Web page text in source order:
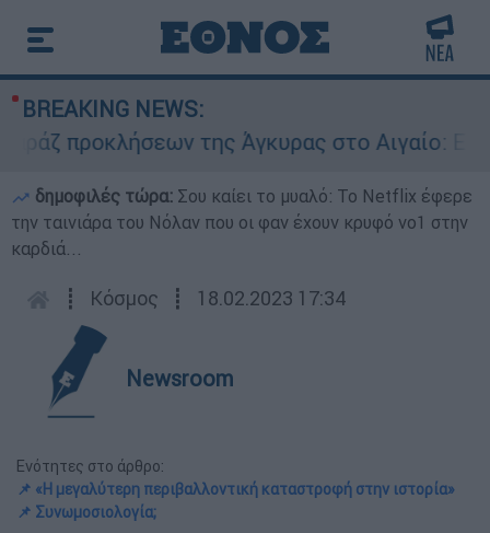
BREAKING NEWS:
της Άγκυρας στο Αιγαίο: Εικονική
δημοφιλές τώρα: Σου καίει το μυαλό: Το Netflix έφερε
την ταινιάρα του Νόλαν που οι φαν έχουν κρυφό νο1 στην
καρδιά...
┋ Κόσμος ┋ 18.02.2023 17:34
Newsroom
Ενότητες στο άρθρο:
📌 «Η μεγαλύτερη περιβαλλοντική καταστροφή στην ιστορία»
📌 Συνωμοσιολογία;